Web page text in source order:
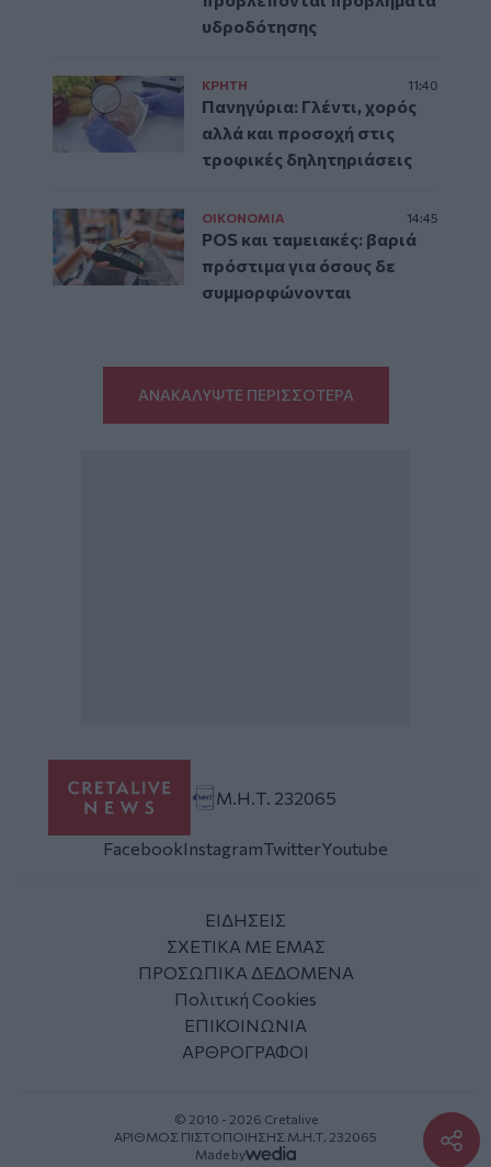
υδροδότησης
ΚΡΗΤΗ 11:40
Πανηγύρια: Γλέντι, χορός
αλλά και προσοχή στις
τροφικές δηλητηριάσεις
ΟΙΚΟΝΟΜΙΑ 14:45
POS και ταμειακές: βαριά
πρόστιμα για όσους δε
συμμορφώνονται
ΑΝΑΚΑΛΥΨΤΕ ΠΕΡΙΣΣΟΤΕΡΑ
Μ.Η.Τ. 232065
FacebookInstagramTwitterYoutube
ΕΙΔΗΣΕΙΣ
ΣΧΕΤΙΚΑ ΜΕ ΕΜΑΣ
ΠΡΟΣΩΠΙΚΑ ΔΕΔΟΜΕΝΑ
Πολιτική Cookies
ΕΠΙΚΟΙΝΩΝΙΑ
ΑΡΘΡΟΓΡΑΦΟΙ
© 2010 - 2026 Cretalive
ΑΡΙΘΜΟΣ ΠΙΣΤΟΠΟΙΗΣΗΣ Μ.Η.Τ. 232065
Made by